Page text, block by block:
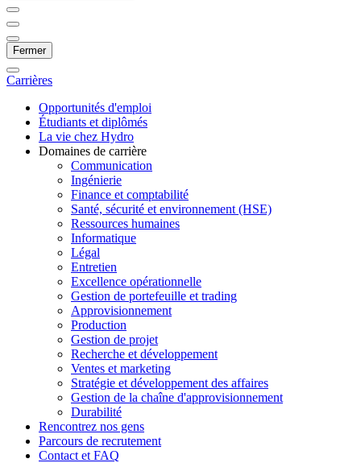
Fermer
Carrières
Opportunités d'emploi
Étudiants et diplômés
La vie chez Hydro
Domaines de carrière
Communication
Ingénierie
Finance et comptabilité
Santé, sécurité et environnement (HSE)
Ressources humaines
Informatique
Légal
Entretien
Excellence opérationnelle
Gestion de portefeuille et trading
Approvisionnement
Production
Gestion de projet
Recherche et développement
Ventes et marketing
Stratégie et développement des affaires
Gestion de la chaîne d'approvisionnement
Durabilité
Rencontrez nos gens
Parcours de recrutement
Contact et FAQ